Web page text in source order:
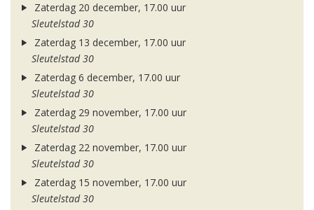
Zaterdag 20 december, 17.00 uur
Sleutelstad 30
Zaterdag 13 december, 17.00 uur
Sleutelstad 30
Zaterdag 6 december, 17.00 uur
Sleutelstad 30
Zaterdag 29 november, 17.00 uur
Sleutelstad 30
Zaterdag 22 november, 17.00 uur
Sleutelstad 30
Zaterdag 15 november, 17.00 uur
Sleutelstad 30